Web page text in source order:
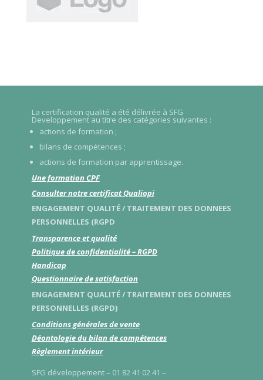
La certification qualité a été délivrée à SFG
Developpement au titre des catégories suivantes :
actions de formation ;
bilans de compétences ;
actions de formation par apprentissage.
Une formation CPF
Consulter notre certificat Qualiopi
ENGAGEMENT QUALITÉ / TRAITEMENT DES DONNEES
PERSONNELLES (RGPD
Transparence et qualité
Politique de confidentialité – RGPD
Handicap
Questionnaire de satisfaction
ENGAGEMENT QUALITÉ / TRAITEMENT DES DONNEES
PERSONNELLES (RGPD)
Conditions générales de vente
Déontologie du bilan de compétences
Règlement intérieur
SFG développement – 01 82 41 02 41 –